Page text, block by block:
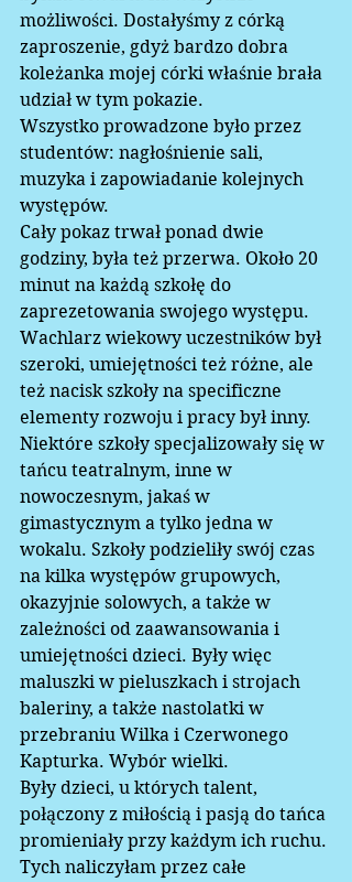
możliwości. Dostałyśmy z córką
zaproszenie, gdyż bardzo dobra
koleżanka mojej córki właśnie brała
udział w tym pokazie.
Wszystko prowadzone było przez
studentów: nagłośnienie sali,
muzyka i zapowiadanie kolejnych
występów.
Cały pokaz trwał ponad dwie
godziny, była też przerwa. Około 20
minut na każdą szkołę do
zaprezetowania swojego występu.
Wachlarz wiekowy uczestników był
szeroki, umiejętności też różne, ale
też nacisk szkoły na specificzne
elementy rozwoju i pracy był inny.
Niektóre szkoły specjalizowały się w
tańcu teatralnym, inne w
nowoczesnym, jakaś w
gimastycznym a tylko jedna w
wokalu. Szkoły podzieliły swój czas
na kilka występów grupowych,
okazyjnie solowych, a także w
zależności od zaawansowania i
umiejętności dzieci. Były więc
maluszki w pieluszkach i strojach
baleriny, a także nastolatki w
przebraniu Wilka i Czerwonego
Kapturka. Wybór wielki.
Były dzieci, u których talent,
połączony z miłością i pasją do tańca
promieniały przy każdym ich ruchu.
Tych naliczyłam przez całe